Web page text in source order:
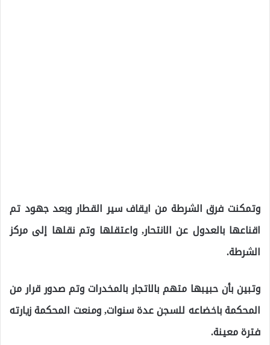
وتمكنت فرق الشرطة من ايقاف سير القطار وبعد جهود تم
اقناعها بالعدول عن الانتحار, واعتقلها وتم نقلها إلى مركز
الشرطة.
وتبين بأن حبيبها متهم بالاتجار بالمخدرات وتم صدور قرار من
المحكمة باخضاعه للسجن عدة سنوات, ومنعت المحكمة زيارته
فترة معينة.